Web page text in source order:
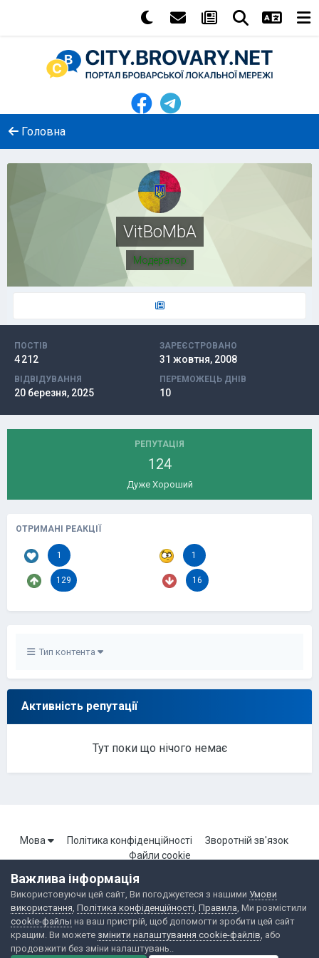
Головна
VitBoMbA
Модератор
ПОСТІВ
4 212
ЗАРЕЄСТРОВАНО
31 жовтня, 2008
ВІДВІДУВАННЯ
20 березня, 2025
ПЕРЕМОЖЕЦЬ ДНІВ
10
РЕПУТАЦІЯ
124
Дуже Хороший
ОТРИМАНІ РЕАКЦІЇ
1 1
129 16
Тип контента
Активність репутації
Тут поки що нічого немає
Мова Політика конфіденційності
Зворотній зв'язок
Файли cookie
Портал Броварської локальної мережі. Всі права захищені.
Powered by Invision Community
Важлива інформація
Використовуючи цей сайт, Ви погоджуєтеся з нашими Умови
використання Політика конфіденційності Правила , Ми розмістили
cookie-файлы на ваш пристрій, щоб допомогти зробити цей сайт
кращим. Ви можете змінити налаштування cookie-файлів , або
продовжити без зміни налаштувань..